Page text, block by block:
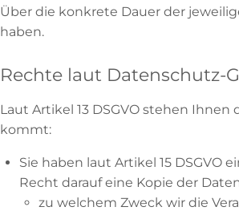
Über die konkrete Dauer der
haben.
Rechte laut Datenschutz-
Laut Artikel 13 DSGVO stehen
kommt:
Sie haben laut Artikel 15 DSGVO
Recht darauf eine Kopie der
zu welchem Zweck wir die